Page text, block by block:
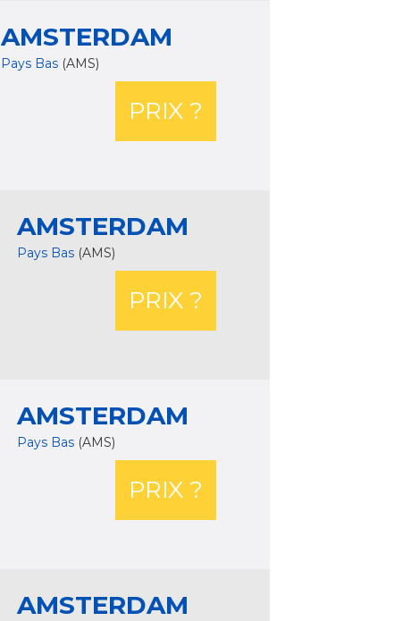
AMSTERDAM
Pays Bas (AMS)
PRIX ?
AMSTERDAM
Pays Bas (AMS)
PRIX ?
AMSTERDAM
Pays Bas (AMS)
PRIX ?
AMSTERDAM